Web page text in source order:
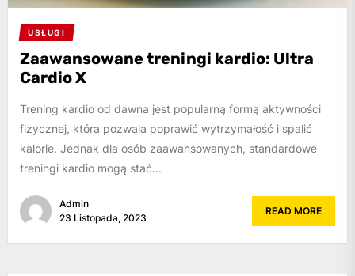
USŁUGI
Zaawansowane treningi kardio: Ultra
Cardio X
Trening kardio od dawna jest popularną formą aktywności
fizycznej, która pozwala poprawić wytrzymałość i spalić
kalorie. Jednak dla osób zaawansowanych, standardowe
treningi kardio mogą stać...
Admin
23 Listopada, 2023
READ MORE